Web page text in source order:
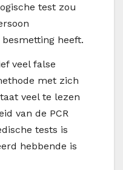
test zou
heeft.
veel false
met zich
veel te lezen
van de PCR
tests is
hebbende is